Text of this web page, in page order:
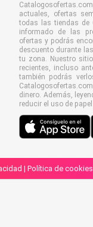
actuales, ofertas
todas las tiendas de
informado de las
ofertas y podrás
descuento durante
tu zona. Nuestro
recientes, incluso
también podrás
dinero. Además,
reducir el uso de
| Política de cookies